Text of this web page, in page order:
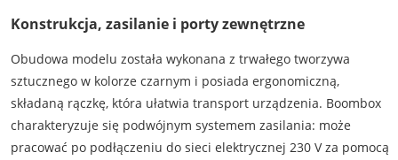
Konstrukcja, zasilanie i porty zewnętrzne
Obudowa modelu została wykonana z trwałego tworzywa
sztucznego w kolorze czarnym i posiada ergonomiczną,
składaną rączkę, która ułatwia transport urządzenia. Boombox
charakteryzuje się podwójnym systemem zasilania: może
pracować po podłączeniu do sieci elektrycznej 230 V za pomocą